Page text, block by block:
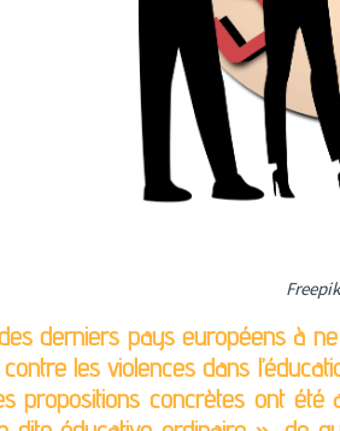
derniers pays européens à
les violences dans
propositions concrètes ont été